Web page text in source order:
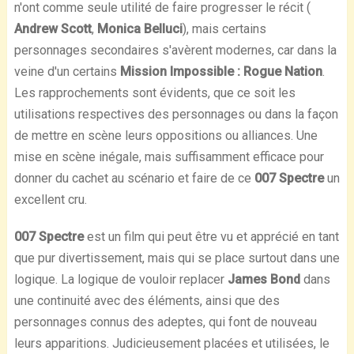
n'ont comme seule utilité de faire progresser le récit (
Andrew Scott, Monica Belluci), mais certains
personnages secondaires s'avèrent modernes, car dans la
veine d'un certains Mission Impossible : Rogue Nation.
Les rapprochements sont évidents, que ce soit les
utilisations respectives des personnages ou dans la façon
de mettre en scène leurs oppositions ou alliances. Une
mise en scène inégale, mais suffisamment efficace pour
donner du cachet au scénario et faire de ce 007 Spectreun
excellent cru.
007 Spectreest un film qui peut être vu et apprécié en tant
que pur divertissement, mais qui se place surtout dans une
logique. La logique de vouloir replacer James Bonddans
une continuité avec des éléments, ainsi que des
personnages connus des adeptes, qui font de nouveau
leurs apparitions. Judicieusement placées et utilisées, le